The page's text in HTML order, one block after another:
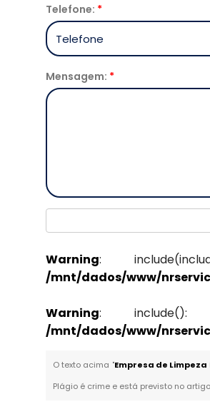
Telefone: *
Mensagem: *
Warning:
/mnt/dados/www/
Warning: include():
/mnt/dados/www/
O texto acima "Empresa de
Plágio é crime e está previsto no